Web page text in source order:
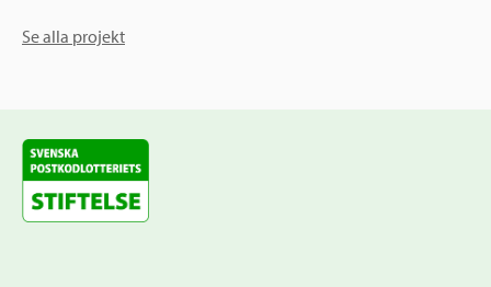
Se alla projekt